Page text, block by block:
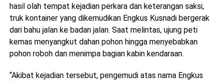
hasil olah tempat kejadian perkara dan keterangan saksi,
truk kontainer yang dikemudikan Engkus Kusnadi bergerak
dari bahu jalan ke badan jalan. Saat melintas, ujung peti
kemas menyangkut dahan pohon hingga menyebabkan
pohon roboh dan menimpa bagian kabin kendaraan.
“Akibat kejadian tersebut, pengemudi atas nama Engkus